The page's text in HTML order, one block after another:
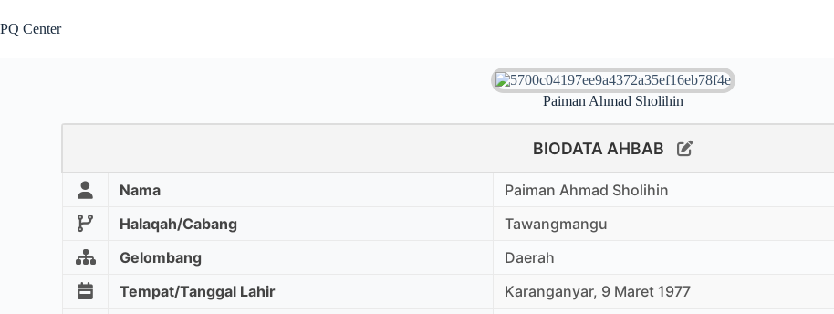
PQ Center
Paiman Ahmad Sholihin
BIODATA AHBAB
Nama
Paiman Ahmad Sholihin
Halaqah/Cabang
Tawangmangu
Gelombang
Daerah
Tempat/Tanggal Lahir
Karanganyar, 9 Maret 1977